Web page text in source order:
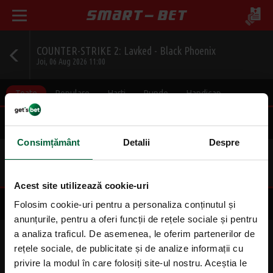
Consimțământ Detalii Despre
Acest site utilizează cookie-uri
Folosim cookie-uri pentru a personaliza conținutul și
anunțurile, pentru a oferi funcții de rețele sociale și pentru
a analiza traficul. De asemenea, le oferim partenerilor de
rețele sociale, de publicitate și de analize informații cu
privire la modul în care folosiți site-ul nostru. Aceștia le
COUNTER-STRIKE 2: Lavked - Black Phoenix
Joi, 06 Aug 2026 11:00
Toate Populare Harti Runde Handicap
Rezultat Final
1
Scor corect
2-0
4.33
2-1
4.33
0-2
2.40